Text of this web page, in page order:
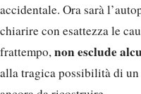
accidentale. Ora sarà
chiarire con esattezza le
frattempo,non esclude
alla tragica possibilità di